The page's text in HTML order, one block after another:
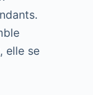
elle se